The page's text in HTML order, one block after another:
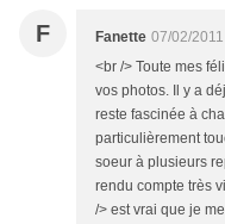
F Fanette 07/02/
<br /> Toute mes
vos photos. Il y a
reste fascinée à
particulièrement
soeur à plusieurs
rendu compte très
/> est vrai que je